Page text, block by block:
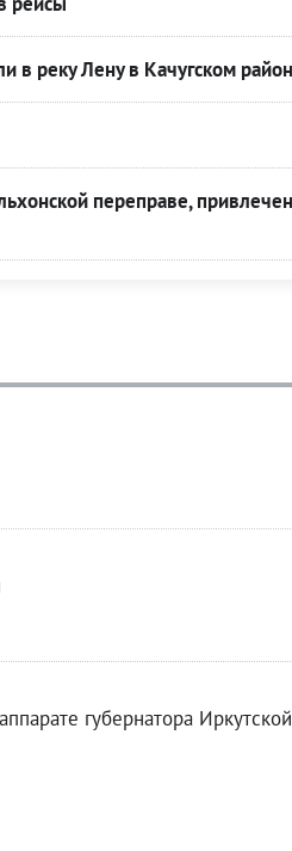
в реку Лену в Качугском
переправе,
губернатора Иркутской